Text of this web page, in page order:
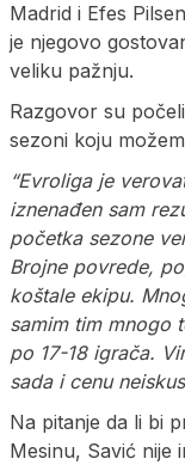
Madrid i Efes
je njegovo
veliku pažnju.
Razgovor su
sezoni koju
“Evroliga je
iznenađen sam
početka sezone
Brojne povrede,
koštale ekipu.
samim tim mnogo
po 17-18 igrača.
sada i cenu
Na pitanje da li bi
Mesinu, Savić nije